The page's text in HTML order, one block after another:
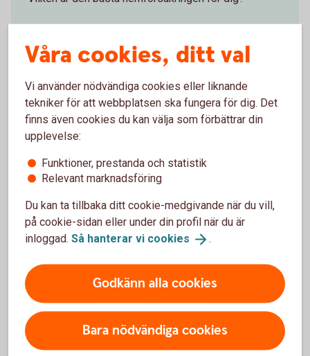
Skatteverket om uthyrning
privatbostad
Skatter på uthyrning av privatbostad
(skatteverket.se)
Tänk också på detta när du hyr
ut:
Våra cookies, ditt val
Vi använder nödvändiga cookies eller liknande
tekniker för att webbplatsen ska fungera för dig. Det
finns även cookies du kan välja som förbättrar din
upplevelse:
Funktioner, prestanda och statistik
Relevant marknadsföring
Du kan ta tillbaka ditt cookie-medgivande när du vill,
på cookie-sidan eller under din profil när du är
inloggad. Så hanterar vi cookies .
Godkänn alla cookies
Bara nödvändiga cookies